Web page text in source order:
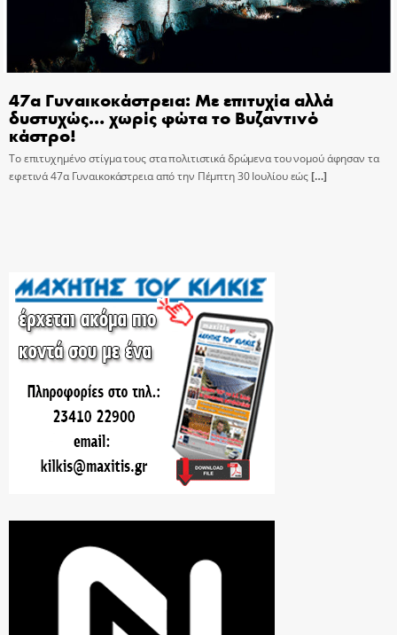
47α Γυναικοκάστρεια: Με επιτυχία αλλά
δυστυχώς… χωρίς φώτα το Βυζαντινό
κάστρο!
Το επιτυχημένο στίγμα τους στα πολιτιστικά δρώμενα του νομού άφησαν τα
εφετινά 47α Γυναικοκάστρεια από την Πέμπτη 30 Ιουλίου εώς[…]